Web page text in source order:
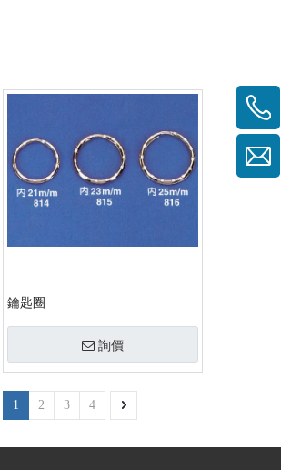
鑰匙圈
詢價
1 2 3 4